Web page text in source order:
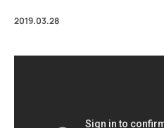
2019.03.28